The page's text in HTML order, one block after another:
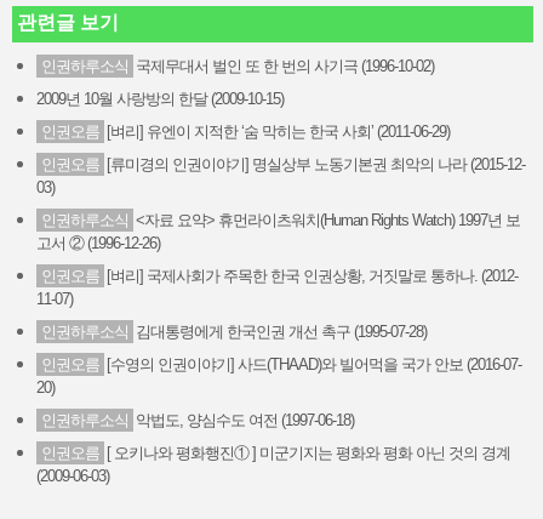
관련글 보기
인권하루소식 국제무대서 벌인 또 한 번의 사기극 (1996-10-02)
2009년 10월 사랑방의 한달 (2009-10-15)
인권오름 [벼리] 유엔이 지적한 ‘숨 막히는 한국 사회’ (2011-06-29)
인권오름 [류미경의 인권이야기] 명실상부 노동기본권 최악의 나라 (2015-12-
03)
인권하루소식 <자료 요약> 휴먼라이츠워치(Human Rights Watch) 1997년 보
고서 ② (1996-12-26)
인권오름 [벼리] 국제사회가 주목한 한국 인권상황, 거짓말로 통하나. (2012-
11-07)
인권하루소식 김대통령에게 한국인권 개선 촉구 (1995-07-28)
인권오름 [수영의 인권이야기] 사드(THAAD)와 빌어먹을 국가 안보 (2016-07-
20)
인권하루소식 악법도, 양심수도 여전 (1997-06-18)
인권오름 [ 오키나와 평화행진① ] 미군기지는 평화와 평화 아닌 것의 경계
(2009-06-03)